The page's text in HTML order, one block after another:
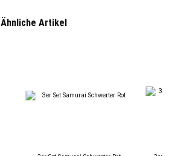
Ähnliche Artikel